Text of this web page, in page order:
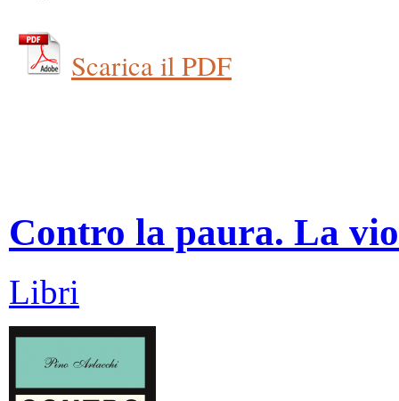
Scarica il PDF
Contro la paura. La
Libri